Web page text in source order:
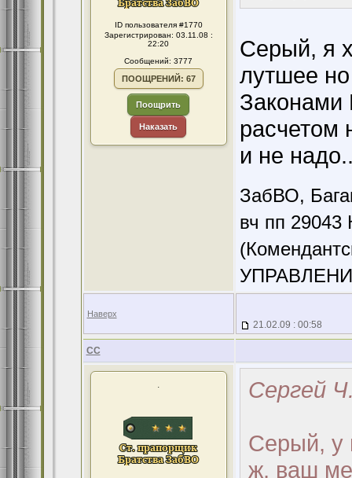
ID пользователя #1770
Зарегистрирован: 03.11.08 :
22:20
Сообщений: 3777
ПООЩРЕНИЙ: 67
Поощрить
Наказать
Серый, я
лутшее
Законами
расчетом
и не
ЗабВО,
вч пп 29043
Наверх
21.02.09 : 00:58
CC
. Сергей
Серый, у
ж, ваш